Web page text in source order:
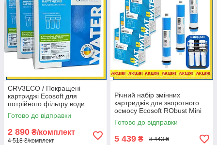
CRV3ECO / Покращені
картриджі Ecosoft для
потрійного фільтру води
(набір: 3 комплекти)
Готово до відправки
2 890 ₴/комплект
4 518 ₴/комплект
Річний набір змінних
картриджів для зворотного
осмосу Ecosoft RObust Mini
ROBUST1000STD
Готово до відправки
5 439 ₴ 8 443 ₴